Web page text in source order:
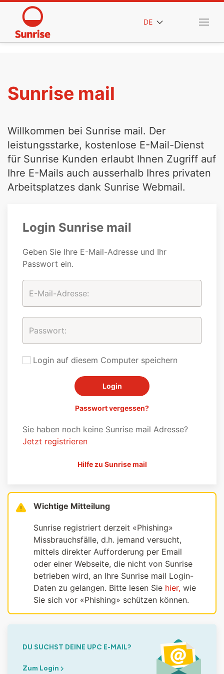
DE
Sunrise mail
Willkommen bei Sunrise mail. Der
leistungsstarke, kostenlose E-Mail-Dienst
für Sunrise Kunden erlaubt Ihnen Zugriff auf
Ihre E-Mails auch ausserhalb Ihres privaten
Arbeitsplatzes dank Sunrise Webmail.
Login Sunrise mail
Geben Sie Ihre E-Mail-Adresse und Ihr
Passwort ein.
Login auf diesem Computer speichern
Passwort vergessen?
Sie haben noch keine Sunrise mail Adresse?
Jetzt registrieren
Hilfe zu Sunrise mail
Wichtige Mitteilung
Sunrise registriert derzeit «Phishing»
Missbrauchsfälle, d.h. jemand versucht,
mittels direkter Aufforderung per Email
oder einer Webseite, die nicht von Sunrise
betrieben wird, an Ihre Sunrise mail Login-
Daten zu gelangen. Bitte lesen Sie hier, wie
Sie sich vor «Phishing» schützen können.
DU SUCHST DEINE UPC E-MAIL?
Zum Login